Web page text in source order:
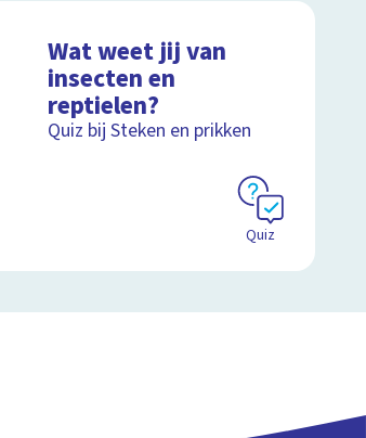
Wat weet jij van
insecten en
reptielen?
Quiz bij Steken en prikken
Quiz